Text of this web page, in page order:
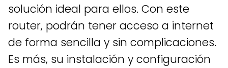
solución ideal para ellos. Con este
router, podrán tener acceso a internet
de forma sencilla y sin complicaciones.
Es más, su instalación y configuración